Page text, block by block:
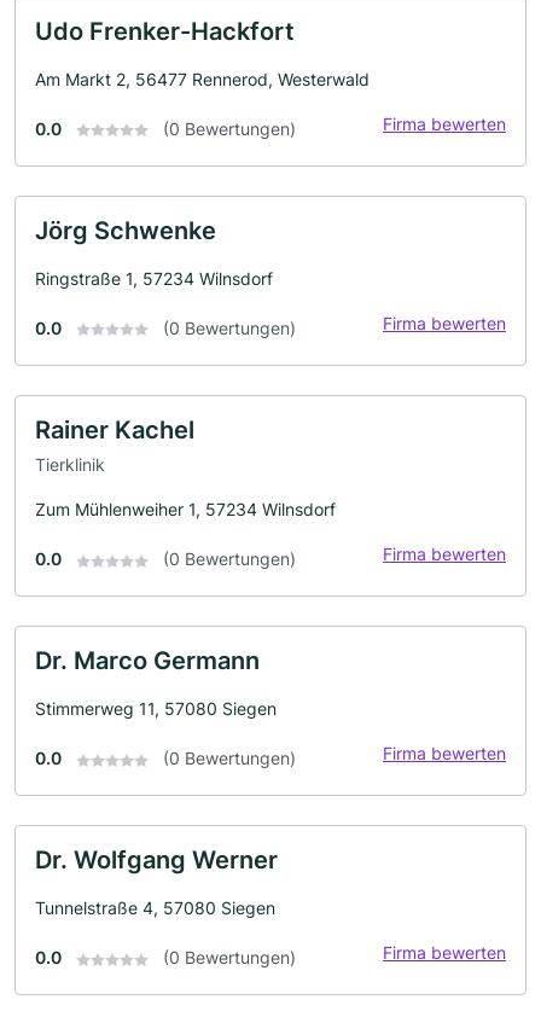
Udo Frenker-Hackfort
Am Markt 2, 56477 Rennerod, Westerwald
0.0 (0 Bewertungen) Firma bewerten
Jörg Schwenke
Ringstraße 1, 57234 Wilnsdorf
0.0 (0 Bewertungen) Firma bewerten
Rainer Kachel
Tierklinik
Zum Mühlenweiher 1, 57234 Wilnsdorf
0.0 (0 Bewertungen) Firma bewerten
Dr. Marco Germann
Stimmerweg 11, 57080 Siegen
0.0 (0 Bewertungen) Firma bewerten
Dr. Wolfgang Werner
Tunnelstraße 4, 57080 Siegen
0.0 (0 Bewertungen) Firma bewerten